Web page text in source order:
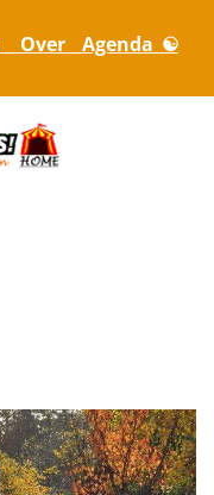
_ Over_ _Agenda_☯